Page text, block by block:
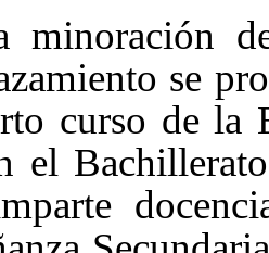
se
curso de la
el